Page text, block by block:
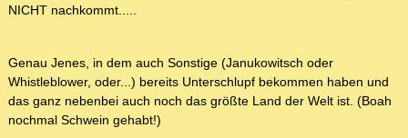
NICHT nachkommt.....
Genau Jenes, in dem auch Sonstige (Janukowitsch oder
Whistleblower, oder...) bereits Unterschlupf bekommen haben und
das ganz nebenbei auch noch das größte Land der Welt ist. (Boah
nochmal Schwein gehabt!)